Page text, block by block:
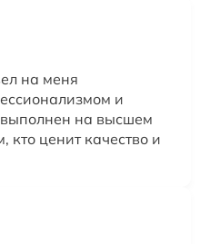
на меня
и
на высшем
кто ценит качество и